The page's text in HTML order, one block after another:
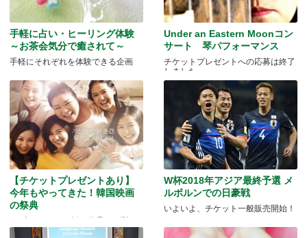
手軽に占い・ヒーリング体験
～お茶会気分で癒されて～
手軽にそれぞれを体験できる企画
Under an Eastern Moonコン
サート 琴パフォーマンス
チケットプレゼントへの応募は終了
しました
【チケットプレゼントあり】
今年もやってきた！韓国映画
の祭典
GO豪スタッフお勧め作品も一挙ご
紹介☆
W杯2018年アジア最終予選 メ
ルボルンでの日豪戦
いよいよ、チケット一般販売開始！